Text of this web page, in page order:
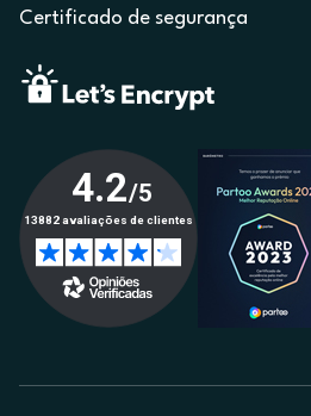
Certificado de segurança